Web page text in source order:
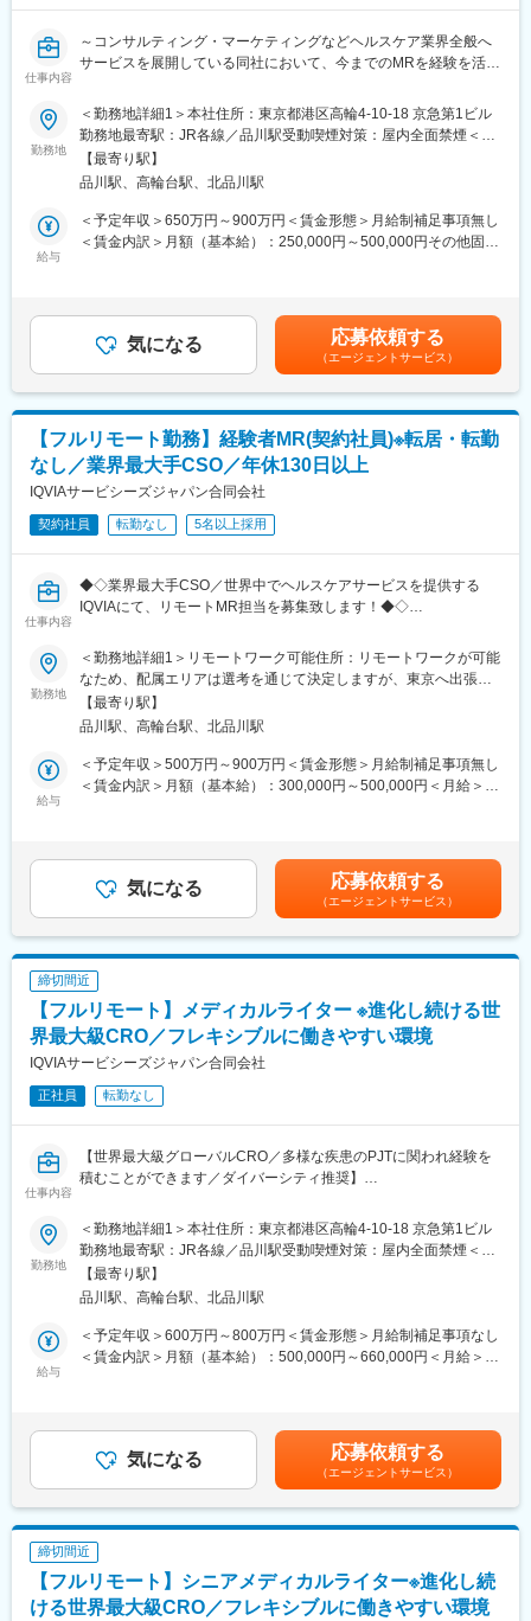
■入社後も強力なバックアップが受けられます！
業界のご経験があっても、会社が異なれば「当たり前」も異なり
業界経験者だからこそのギャップをいち早く解消するのが、本部
スタッフであるプロジェクトマネージャーの役割です。
1人のプロジェクトマネージャーが管理する営業は約20名程度で
あり、相談事があればいつでも連絡できる距離感です。
1～2カ月に一度の面談も実施しており、日々の業務だけでなく中
長期的な視点での相談も可能です。ぜひ頼ってください。
こそ実現ができていることであり、強みの部分です。
変更の範囲：会社の定める業務
仕事内容
～コンサルティング・マーケティングなどヘルスケア業界全般へ
サービスを展開している同社において、今までのMRを経験を活か
■具体的な業務詳細：これまでのMRとしての実績、経験をもと
に、同社のコントラクトMRとしてクライアントのビジネスに貢献
いただきます。
・現在MRは正社員採用を積極的に行っておりますが、ご転勤が難
しい方に向けて、契約社員採用も実施しております
・担当エリア内での訪問医療施設のターゲティング、担当医療施
担当者）とのリレーション構築
・医療従事者向けの説明会の企画・実施、医師同士のコミュニケ
ーション推進のための研究会・勉強会の立ち上げ、講演会の企
■CSO業界の動向：CSO業界の今後の動向としては今後のニーズ
が拡大していくことが見込まれます。メーカーMRの場合は新製品
の上市、競合品の出現、特許切れ、等によってMRの雇用が流動的
となるケースもありますが、ヘルスケアのマーケットで見た時に
は市場はかなりの拡大フェーズにございます。そのため、販売を
アウトソースする欧米的な手法が今後はベーシックなものとな
り、コントラクトMRとして息の長いキャリアを形成することがで
きるのです。
■当社について：当社は米国に本社を置き、世界100以上の国や地
び臨床試験サービスを提供する世界的なリーディングカンパニー
です。当社は、疾患領域、サイエンス、解析における長年の経験
や知識を生かして、様々なサービスを提供し続けています。
勤務地
＜勤務地詳細1＞本社住所：東京都港区高輪4-10-18 京急第1ビル
勤務地最寄駅：JR各線／品川駅受動喫煙対策：屋内全面禁煙＜勤
務地詳細2＞全国住所：全国 ※希望勤務地はアドバイザーにお伝
えください。 受動喫煙対策：屋内全面禁煙変更の範囲：会社の定
【最寄り駅】
品川駅、高輪台駅、北品川駅
給与
＜予定年収＞650万円～900万円＜賃金形態＞月給制補足事項無し
＜賃金内訳＞月額（基本給）：250,000円～500,000円その他固定
手当支給する。【補足】プロジェクト稼働手当(35,000円)、外勤
日当（1日1,500円／外勤3.5時間以上）■変動賞与制（6月・12
月・3月）※平均実績6ヶ月分■インセンティブ：3月（対象者）賃
金はあくまでも目安の金額であり、選考を通じて上下する可能性
があります。月給(月額)は固定手当を含めた表記です。
気になる 応募依頼する
（エージェントサービス）
【フルリモート勤務】経験者MR(契約社員)※転居・転勤
なし／業界最大手CSO／年休130日以上
IQVIAサービシーズジャパン合同会社
契約社員 転勤なし 5名以上採用
仕事内容
◆◇業界最大手CSO／世界中でヘルスケアサービスを提供する
IQVIAにて、リモートMR担当を募集致します！◆◇
【具体的な業務詳細】
国内トップクラスのプロジェクト受託実績を誇る当社の一員とし
て、医薬品PJなどを中心にリモートMRとしてクライアントビジ
ネス拡大に貢献していただきます。
具体的なプロジェクトは選考の過程でお伝えいたしますので、是
非お気軽にご応募くださいませ！
関与しています
・日本においても業界トップシェアを誇り、常時100以上のPJが
勤務地
＜勤務地詳細1＞リモートワーク可能住所：リモートワークが可能
なため、配属エリアは選考を通じて決定しますが、東京へ出張が
可能な方歓迎です。 受動喫煙対策：屋内全面禁煙＜勤務地詳細2
＞本社住所：東京都港区高輪4-10-18 京急第1ビル勤務地最寄駅：
定める事業所
【最寄り駅】
品川駅、高輪台駅、北品川駅
給与
＜予定年収＞500万円～900万円＜賃金形態＞月給制補足事項無し
＜賃金内訳＞月額（基本給）：300,000円～500,000円＜月給＞
ジェクト稼働手当(35,000円)、外勤日当（1日1,500円／外勤3.5時
間以上）■変動賞与制（6月・12月・3月）※平均実績6ヶ月分■イン
センティブ：3月（対象者）賃金はあくまでも目安の金額であり、
選考を通じて上下する可能性があります。月給(月額)は固定手当を
含めた表記です。
気になる 応募依頼する
（エージェントサービス）
締切間近
【フルリモート】メディカルライター ※進化し続ける世
界最大級CRO／フレキシブルに働きやすい環境
IQVIAサービシーズジャパン合同会社
正社員 転勤なし
仕事内容
【世界最大級グローバルCRO／多様な疾患のPJTに関われ経験を
積むことができます／ダイバーシティ推奨】
ます。
■仕事内容：
・臨床試験関連文書（治験実施計画書、治験総括報告書、コモン
テクニカルドキュメント等）の作成
・グローバル試験の治験実施計画書に対して日本要件を満たすた
めの修正版の作成
・製造販売後調査関連文書（安全性定期報告、再審査申請資料
■組織について
Medical Writing部門では、国内外の製薬会社・ベンチャー企業等
内の教育システムも充実しており、新規案件に対して専門的なア
プローチが可能な体制になっています。
■仕事の魅力：
勤務地
＜勤務地詳細1＞本社住所：東京都港区高輪4-10-18 京急第1ビル
勤務地最寄駅：JR各線／品川駅受動喫煙対策：屋内全面禁煙＜勤
務地詳細2＞全国住所：全国 ※希望勤務地はアドバイザーにお伝
えください。 受動喫煙対策：屋内全面禁煙変更の範囲：会社の定
【最寄り駅】
品川駅、高輪台駅、北品川駅
給与
＜予定年収＞600万円～800万円＜賃金形態＞月給制補足事項なし
＜賃金内訳＞月額（基本給）：500,000円～660,000円＜月給＞
績賞与：年1回賃金はあくまでも目安の金額であり、選考を通じて
上下する可能性があります。月給(月額)は固定手当を含めた表記で
す。
気になる 応募依頼する
（エージェントサービス）
締切間近
【フルリモート】シニアメディカルライター※進化し続
ける世界最大級CRO／フレキシブルに働きやすい環境